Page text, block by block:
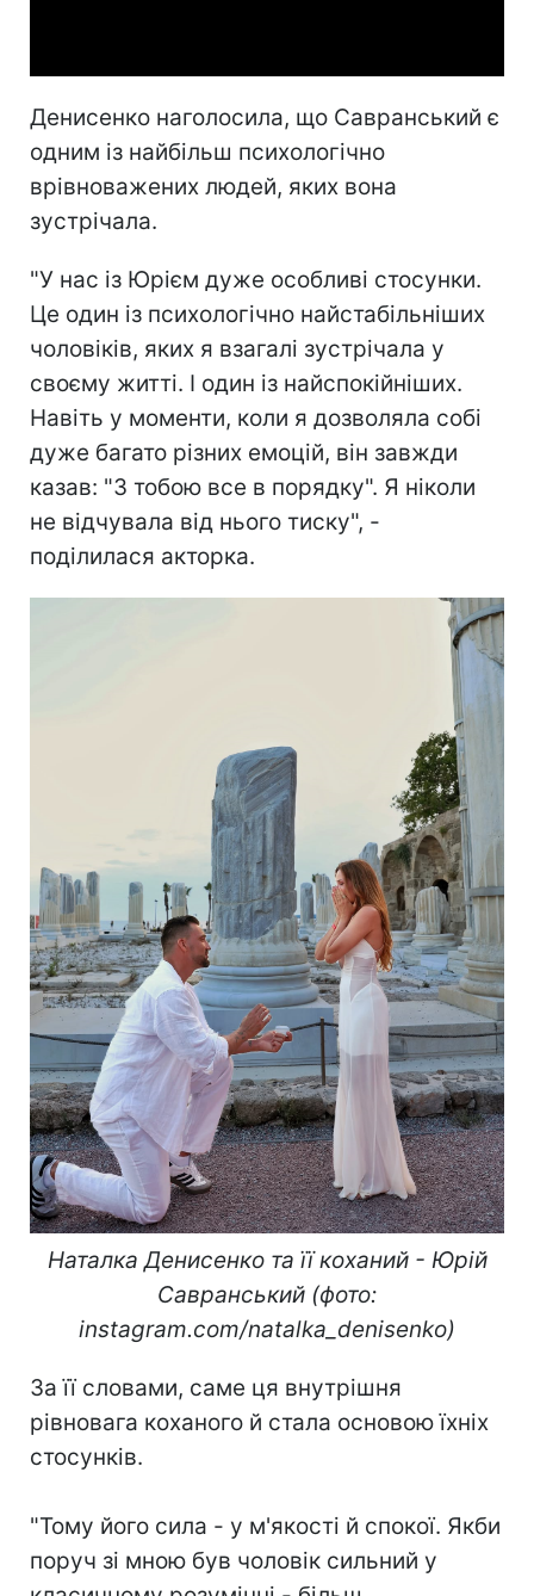
Денисенко наголосила, що Савранський є
одним із найбільш психологічно
врівноважених людей, яких вона
зустрічала.
"У нас із Юрієм дуже особливі стосунки.
Це один із психологічно найстабільніших
чоловіків, яких я взагалі зустрічала у
своєму житті. І один із найспокійніших.
Навіть у моменти, коли я дозволяла собі
дуже багато різних емоцій, він завжди
казав: "З тобою все в порядку". Я ніколи
не відчувала від нього тиску", -
поділилася акторка.
Наталка Денисенко та її коханий - Юрій
Савранський (фото:
instagram.com/natalka_denisenko)
За її словами, саме ця внутрішня
рівновага коханого й стала основою їхніх
стосунків.
"Тому його сила - у м'якості й спокої. Якби
поруч зі мною був чоловік сильний у